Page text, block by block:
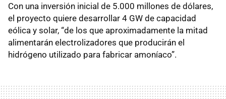
Con una inversión inicial de 5.000 millones de dólares,
el proyecto quiere desarrollar 4 GW de capacidad
eólica y solar, “de los que aproximadamente la mitad
alimentarán electrolizadores que producirán el
hidrógeno utilizado para fabricar amoníaco”.